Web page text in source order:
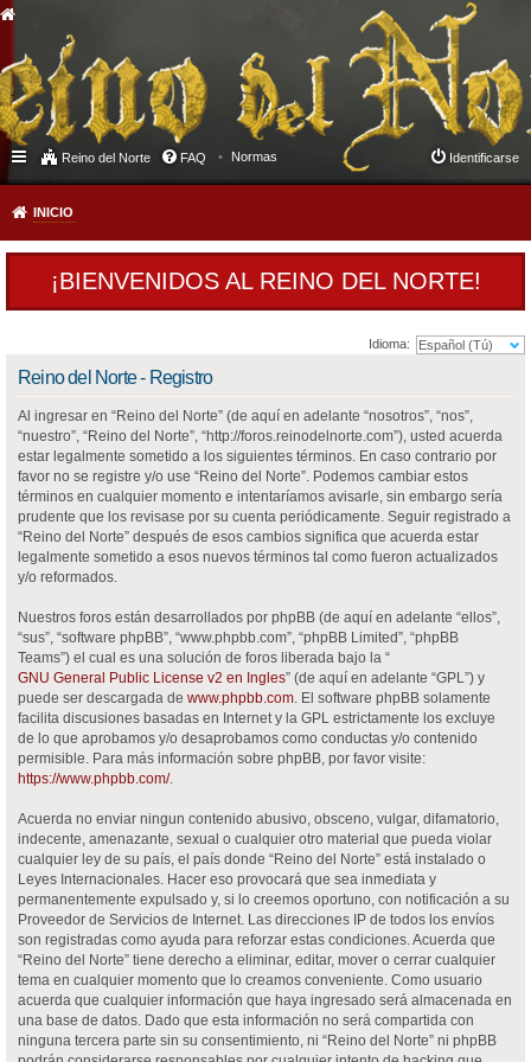
Reino del Norte FAQ Normas Identificarse
INICIO
¡BIENVENIDOS AL REINO DEL NORTE!
Idioma:
Reino del Norte - Registro
Al ingresar en “Reino del Norte” (de aquí en adelante “nosotros”, “nos”,
“nuestro”, “Reino del Norte”, “http://foros.reinodelnorte.com”), usted acuerda
estar legalmente sometido a los siguientes términos. En caso contrario por
favor no se registre y/o use “Reino del Norte”. Podemos cambiar estos
términos en cualquier momento e intentaríamos avisarle, sin embargo sería
prudente que los revisase por su cuenta periódicamente. Seguir registrado a
“Reino del Norte” después de esos cambios significa que acuerda estar
legalmente sometido a esos nuevos términos tal como fueron actualizados
y/o reformados.
Nuestros foros están desarrollados por phpBB (de aquí en adelante “ellos”,
“sus”, “software phpBB”, “www.phpbb.com”, “phpBB Limited”, “phpBB
Teams”) el cual es una solución de foros liberada bajo la “
GNU General Public License v2 en Ingles” (de aquí en adelante “GPL”) y
puede ser descargada de www.phpbb.com. El software phpBB solamente
facilita discusiones basadas en Internet y la GPL estrictamente los excluye
de lo que aprobamos y/o desaprobamos como conductas y/o contenido
permisible. Para más información sobre phpBB, por favor visite:
https://www.phpbb.com/.
Acuerda no enviar ningun contenido abusivo, obsceno, vulgar, difamatorio,
indecente, amenazante, sexual o cualquier otro material que pueda violar
cualquier ley de su país, el país donde “Reino del Norte” está instalado o
Leyes Internacionales. Hacer eso provocará que sea inmediata y
permanentemente expulsado y, si lo creemos oportuno, con notificación a su
Proveedor de Servicios de Internet. Las direcciones IP de todos los envíos
son registradas como ayuda para reforzar estas condiciones. Acuerda que
“Reino del Norte” tiene derecho a eliminar, editar, mover o cerrar cualquier
tema en cualquier momento que lo creamos conveniente. Como usuario
acuerda que cualquier información que haya ingresado será almacenada en
una base de datos. Dado que esta información no será compartida con
ninguna tercera parte sin su consentimiento, ni “Reino del Norte” ni phpBB